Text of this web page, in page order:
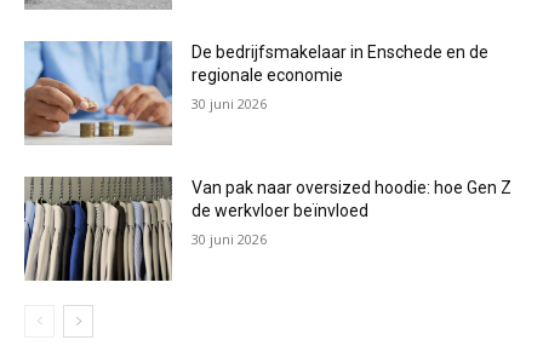
De bedrijfsmakelaar in Enschede en de
regionale economie
30 juni 2026
Van pak naar oversized hoodie: hoe Gen Z
de werkvloer beïnvloed
30 juni 2026